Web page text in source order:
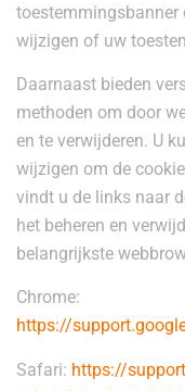
toestemmingsbanner
wijzigen of uw
Daarnaast bieden
methoden om door
en te verwijderen. U
wijzigen om de
vindt u de links naar
het beheren en
belangrijkste
Chrome:
https://
Safari: https://